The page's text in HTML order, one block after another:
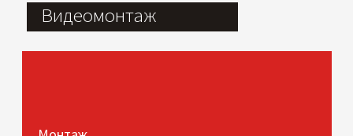
Видеомонтаж